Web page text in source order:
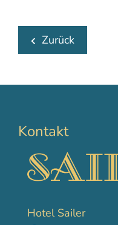
Zurück
Kontakt
Hotel Sailer